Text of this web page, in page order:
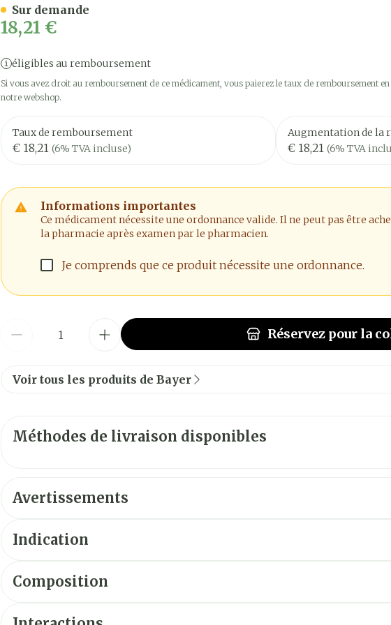
18,21 €
éligibles au remboursement
Si vous avez droit au remboursement de ce médicament, vous paierez le taux de remboursement
notre webshop.
Taux de remboursement
€ 18,21 (6% TVA incluse)
Augmentation de la
€ 18,21 (6% TVA
Informations importantes
Ce médicament nécessite une ordonnance valide. Il ne peut pas être
la pharmacie après examen par le pharmacien.
Je comprends que ce produit nécessite une ordonnance.
Réservezpour la
Sur demande
Voir tous les produits de Bayer
Méthodes de livraison disponibles
Avertissements
Indication
Composition
Les granulés contiennent 19,69 mg de rivaroxaban par gramme